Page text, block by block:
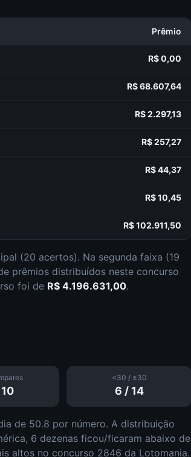
Prêmio
R$ 0,00
R$ 68.607,64
R$ 2.297,13
R$ 257,27
R$ 44,37
R$ 10,45
R$ 102.911,50
(20 acertos). Na segunda faixa (19
prêmios distribuídos neste concurso
foi de R$ 4.196.631,00.
10
<30 / ≥30
6 / 14
de 50.8 por número. A distribuição
6 dezenas ficou/ficaram abaixo de
altos no concurso 2846 da Lotomania.